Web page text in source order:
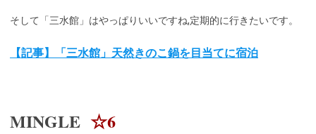
そして「三水館」はやっぱりいいですね,定期的に行きたいです。
【記事】「三水館」天然きのこ鍋を目当てに宿泊
MINGLE ☆6